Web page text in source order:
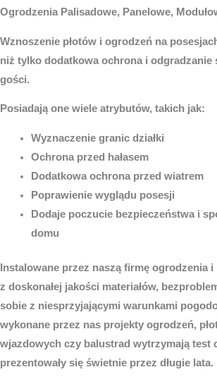
Ogrodzenia Palisadowe, Panelowe,
Wznoszenie płotów i ogrodzeń na
niż tylko dodatkowa ochrona i odgradzanie
gości.
Posiadają one wiele atrybutów, takich jak:
Wyznaczenie granic działki
Ochrona przed hałasem
Dodatkowa ochrona przed wiatrem
Poprawienie wyglądu posesji
Dodaje poczucie bezpieczeństwa i
domu
Instalowane przez naszą firmę ogrodzenia i
z doskonałej jakości materiałów,
sobie z niesprzyjającymi warunkami
wykonane przez nas projekty ogrodzeń,
wjazdowych czy balustrad wytrzymają test
prezentowały się świetnie przez długie lata.